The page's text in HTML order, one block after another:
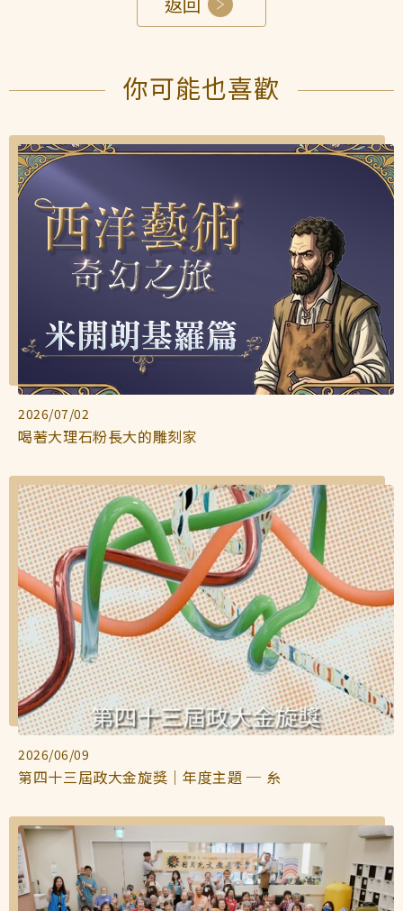
你可能也喜歡
2026/07/02
喝著大理石粉長大的雕刻家
2026/06/09
第四十三屆政大金旋獎｜年度主題 ─ 糸